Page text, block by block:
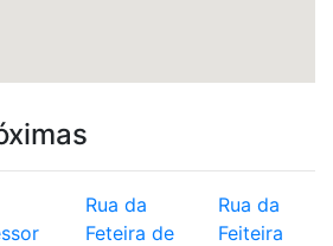
Rua da
Feteira de
Rua da
Feiteira